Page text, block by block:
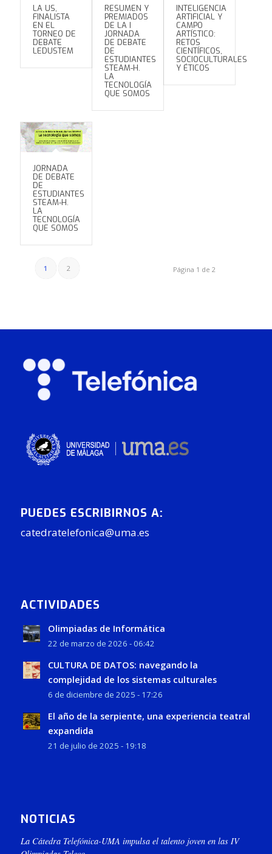
LA US,
FINALISTA
EN EL
TORNEO DE
DEBATE
LEDUSTEM
RESUMEN Y
PREMIADOS
DE LA I
JORNADA
DE DEBATE
DE
ESTUDIANTES
STEAM-H.
LA
TECNOLOGÍA
QUE SOMOS
INTELIGENCIA
ARTIFICIAL Y
CAMPO
ARTÍSTICO:
RETOS
CIENTÍFICOS,
SOCIOCULTURALES
Y ÉTICOS
JORNADA
DE DEBATE
DE
ESTUDIANTES
STEAM-H.
LA
TECNOLOGÍA
QUE SOMOS
Página 1 de 2
1 2
PUEDES ESCRIBIRNOS A:
catedratelefonica@uma.es
ACTIVIDADES
Olimpiadas de Informática
22 de marzo de 2026 - 06:42
CULTURA DE DATOS: navegando la
complejidad de los sistemas culturales
6 de diciembre de 2025 - 17:26
El año de la serpiente, una experiencia teatral
expandida
21 de julio de 2025 - 19:18
NOTICIAS
La Cátedra Telefónica-UMA impulsa el talento joven en las IV